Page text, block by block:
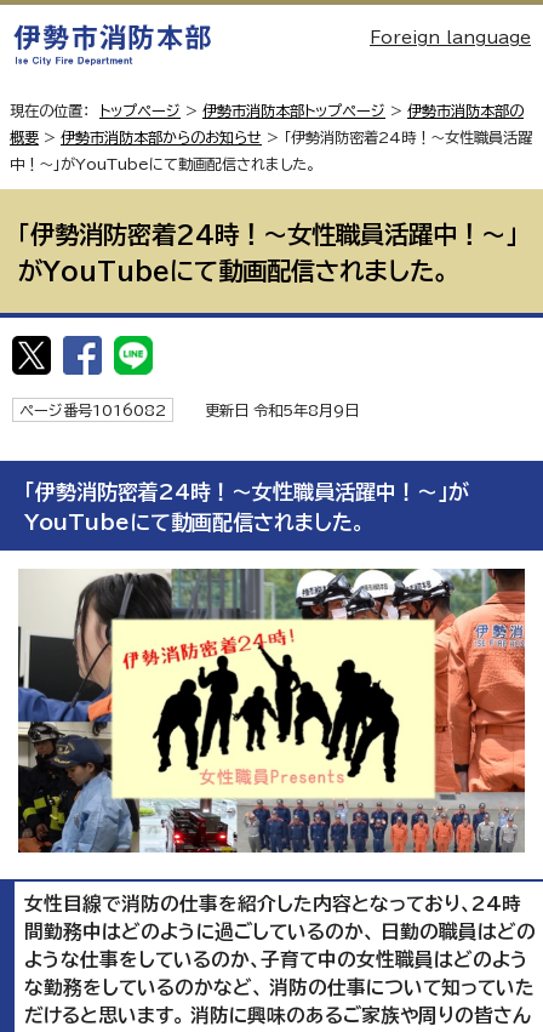
Foreign language
現在の位置： トップページ > 伊勢市消防本部トップページ > 伊勢市消防本部の
概要 > 伊勢市消防本部からのお知らせ > 「伊勢消防密着24時！〜女性職員活躍
中！～」がYouTubeにて動画配信されました。
「伊勢消防密着24時！〜女性職員活躍中！～」
がYouTubeにて動画配信されました。
ページ番号1016082 更新日 令和5年8月9日
「伊勢消防密着24時！〜女性職員活躍中！～」が
YouTubeにて動画配信されました。
女性目線で消防の仕事を紹介した内容となっており、24時
間勤務中はどのように過ごしているのか、 日勤の職員はどの
ような仕事をしているのか、子育て中の女性職員はどのよう
な勤務をしているのかなど、 消防の仕事について知っていた
だけると思います。 消防に興味のあるご家族や周りの皆さん